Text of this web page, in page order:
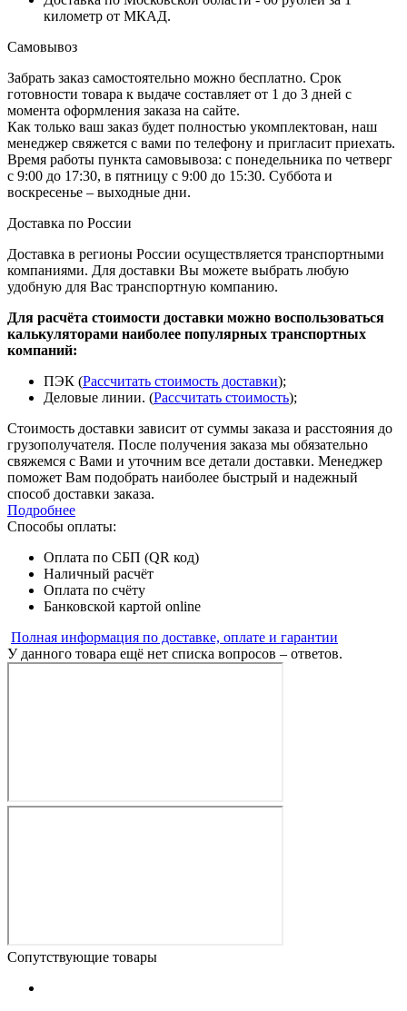
километр от МКАД.
Самовывоз
Забрать заказ самостоятельно можно бесплатно. Срок
готовности товара к выдаче составляет от 1 до 3 дней с
момента оформления заказа на сайте.
Как только ваш заказ будет полностью укомплектован, наш
менеджер свяжется с вами по телефону и пригласит приехать.
Время работы пункта самовывоза: с понедельника по четверг
с 9:00 до 17:30, в пятницу с 9:00 до 15:30. Суббота и
воскресенье – выходные дни.
Доставка по России
Доставка в регионы России осуществляется транспортными
компаниями. Для доставки Вы можете выбрать любую
удобную для Вас транспортную компанию.
Для расчёта стоимости доставки можно воспользоваться
калькуляторами наиболее популярных транспортных
компаний:
ПЭК (Рассчитать стоимость доставки);
Деловые линии. (Рассчитать стоимость);
Стоимость доставки зависит от суммы заказа и расстояния до
грузополучателя. После получения заказа мы обязательно
свяжемся с Вами и уточним все детали доставки. Менеджер
поможет Вам подобрать наиболее быстрый и надежный
способ доставки заказа.
Подробнее
Способы оплаты:
Оплата по СБП (QR код)
Наличный расчёт
Оплата по счёту
Банковской картой online
Полная информация по доставке, оплате и гарантии
У данного товара ещё нет списка вопросов – ответов.
Сопутствующие товары